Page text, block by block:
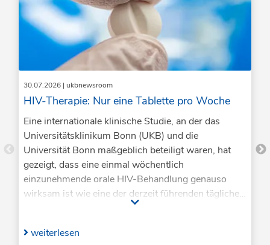
30.07.2026 | ukbnewsroom
HIV-Therapie: Nur eine Tablette pro Woche
Eine internationale klinische Studie, an der das
Universitätsklinikum Bonn (UKB) und die
Universität Bonn maßgeblich beteiligt waren, hat
gezeigt, dass eine einmal wöchentlich
einzunehmende orale HIV-Behandlung genauso
wirksam ist wie eine der derzeit führenden täglichen
Therapien. Damit eröffnet sich das Potenzial für eine
die lebenslange tägliche Einnahme von Tabletten
weiterlesen